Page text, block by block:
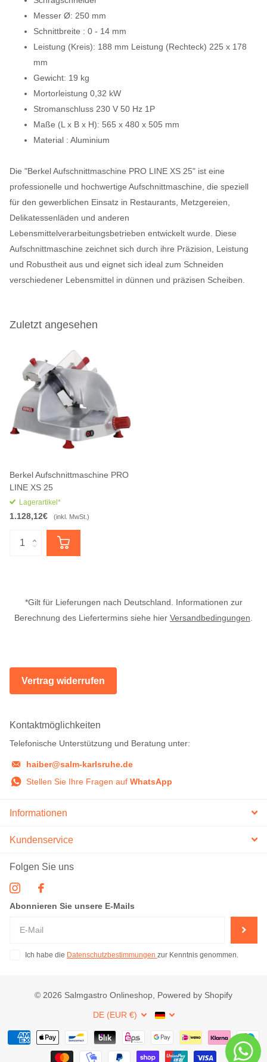
Messer Ø: 250 mm
Schnittbreite : 0 - 14 mm
Leistung (Kreis): 188 mm Leistung (Rechteck) 225 x 178
mm
Gewicht: 19 kg
Mortorleistung 0,32 kW
Stromanschluss 230 V 50 Hz 1P
Maße (L x B x H): 565 x 480 x 505 mm
Material : Aluminium
Die "Berkel Aufschnittmaschine PRO LINE XS 25" ist eine
professionelle und hochwertige Aufschnittmaschine, die speziell
für den gewerblichen Einsatz in Restaurants, Metzgereien,
Delikatessenläden und anderen
Lebensmittelverarbeitungsbetrieben entwickelt wurde. Diese
Aufschnittmaschine zeichnet sich durch ihre Präzision, Leistung
und Robustheit aus und eignet sich ideal zum Schneiden
verschiedener Lebensmittel in dünnen und präzisen Scheiben.
Zuletzt angesehen
Berkel Aufschnittmaschine PRO
LINE XS 25
Lagerartikel*
1.128,12€ (inkl. MwSt.)
*Gilt für Lieferungen nach Deutschland. Informationen zur
Berechnung des Liefertermins siehe hier Versandbedingungen.
Vertrag widerrufen
Kontaktmöglichkeiten
Telefonische Unterstützung und Beratung unter:
haiber@salm-karlsruhe.de
Stellen Sie Ihre Fragen auf WhatsApp
Informationen
Kundenservice
Folgen Sie uns
Abonnieren Sie unsere E-Mails
Ich habe die Datenschutzbestimmungen zur Kenntnis genommen.
© 2026 Salmgastro Onlineshop, Powered by Shopify
DE (EUR €)